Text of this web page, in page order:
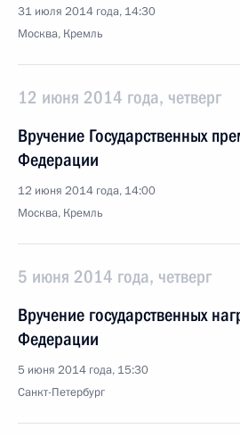
31 июля 2014 года, 14:30
Москва, Кремль
12 июня 2014 года, четверг
Вручение Государственных
Федерации
12 июня 2014 года, 14:00
Москва, Кремль
5 июня 2014 года, четверг
Вручение государственных
Федерации
5 июня 2014 года, 15:30
Санкт-Петербург